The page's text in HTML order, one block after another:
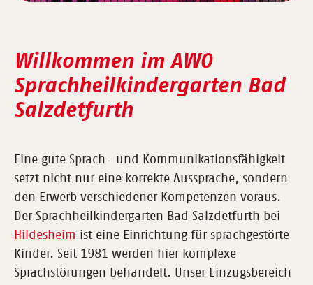
Willkommen im AWO
Sprachheilkindergarten Bad
Salzdetfurth
Eine gute Sprach- und Kommunikationsfähigkeit
setzt nicht nur eine korrekte Aussprache, sondern
den Erwerb verschiedener Kompetenzen voraus.
Der Sprachheilkindergarten Bad Salzdetfurth bei
Hildesheim ist eine Einrichtung für sprachgestörte
Kinder. Seit 1981 werden hier komplexe
Sprachstörungen behandelt. Unser Einzugsbereich